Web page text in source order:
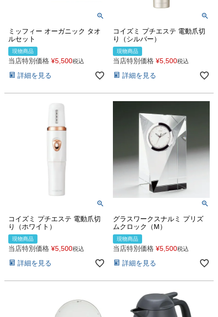
ミッフィー オーガニック タオ
ルセット
現物商品
当店特別価格 ¥5,500税込
詳細を見る
コイズミ プチエステ 電動爪切
り（シルバー）
現物商品
当店特別価格 ¥5,500税込
詳細を見る
コイズミ プチエステ 電動爪切
り（ホワイト）
現物商品
当店特別価格 ¥5,500税込
詳細を見る
グラスワークスナルミ プリズ
ムクロック（M）
現物商品
当店特別価格 ¥5,500税込
詳細を見る